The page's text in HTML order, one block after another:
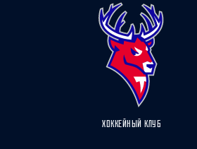
ХОККЕЙНЫЙ КЛУБ